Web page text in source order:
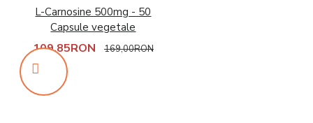
L-Carnosine 500mg - 50
Capsule vegetale
109,85RON 169,00RON